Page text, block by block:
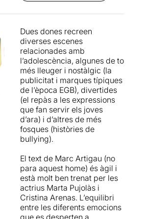
entre pares i fills (gag genial
quan veu que l’adolescent
vol provar drogues,….) amb
un canvi de papers hem
rigut en aquest gag de la
relació de pares i fills.
Però no oblidem la relació
amb els altres adolescents.
El primer peto, les primeres
emocions, el primer noi o
noia que ens atrau. Tot i molt
més.
Artigaufirma un text sobre
l’adolescència dirigit
perMeritxell Yanes,
ambMarta
PujolàsiCristina Arenas.
Un espectacle calidoscòpic
Dues dones recreen
diverses escenes
relacionades amb
l’adolescència, algunes de to
més lleuger i nostàlgic (la
publicitat i marques típiques
de l’època EGB), divertides
(el repàs a les expressions
que fan servir els joves
d’ara) i d’altres de més
fosques (històries de
bullying).
El text de Marc Artigau (no
para aquest home) és àgil i
està molt ben trenat per les
actrius Marta Pujolàs i
Cristina Arenas. L’equilibri
entre les diferents emocions
que es desperten a